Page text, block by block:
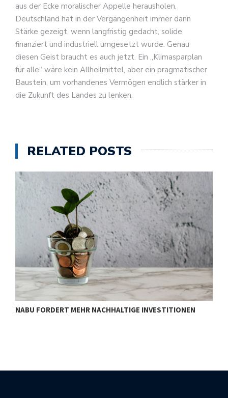
aus der Ecke moralischer Appelle herausholen.
Deutschland hat in der Vergangenheit immer dann
Stärke gezeigt, wenn langfristig gedacht, solide
finanziert und industriell umgesetzt wurde. Genau
diesen Geist braucht es auch jetzt. Ein „Klimasparplan
für alle“ wäre kein Allheilmittel, aber ein pragmatischer
Baustein, um vorhandenes Vermögen endlich stärker in
die Zukunft des Landes zu lenken.
RELATED POSTS
NABU FORDERT MEHR NACHHALTIGE INVESTITIONEN